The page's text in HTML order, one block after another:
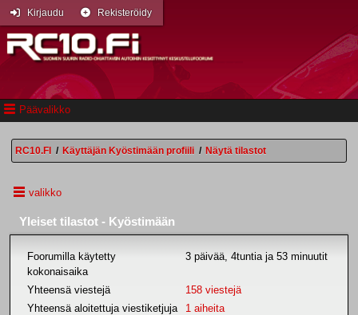
Päävalikko
Kirjaudu Rekisteröidy
RC10.FI / Käyttäjän Kyöstimään profiili / Näytä tilastot
valikko
Yleiset tilastot - Kyöstimään
Foorumilla käytetty
kokonaisaika
3 päivää, 4tuntia ja 53 minuutit
Yhteensä viestejä
158 viestejä
Yhteensä aloitettuja viestiketjuja
1 aiheita